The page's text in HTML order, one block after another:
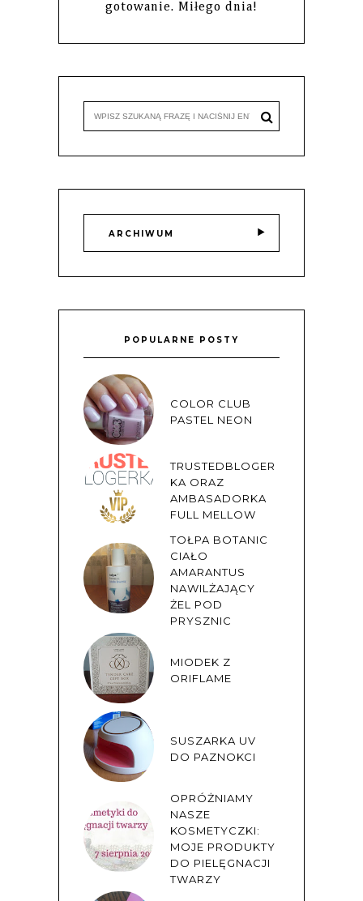
gotowanie. Miłego dnia!
ARCHIWUM
POPULARNE POSTY
COLOR CLUB
PASTEL NEON
TRUSTEDBLOGER
KA ORAZ
AMBASADORKA
FULL MELLOW
TOŁPA BOTANIC
CIAŁO
AMARANTUS
NAWILŻAJĄCY
ŻEL POD
PRYSZNIC
MIODEK Z
ORIFLAME
SUSZARKA UV
DO PAZNOKCI
OPRÓŻNIAMY
NASZE
KOSMETYCZKI:
MOJE PRODUKTY
DO PIELĘGNACJI
TWARZY